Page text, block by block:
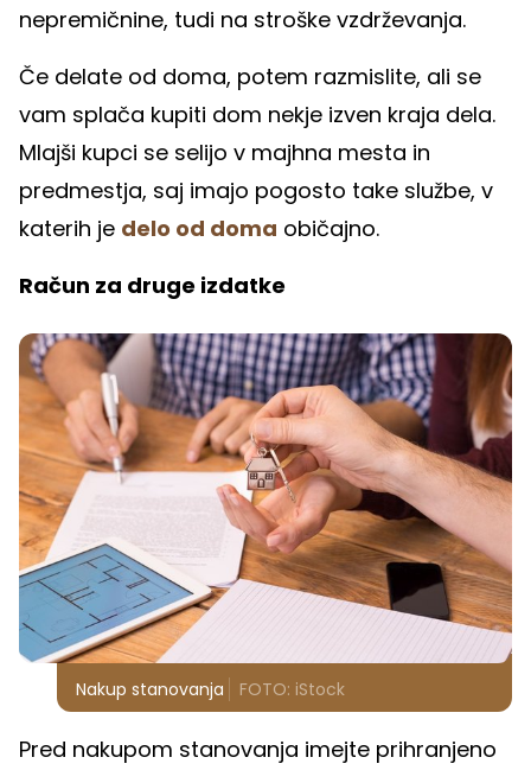
nepremičnine, tudi na stroške vzdrževanja.
Če delate od doma, potem razmislite, ali se
vam splača kupiti dom nekje izven kraja dela.
Mlajši kupci se selijo v majhna mesta in
predmestja, saj imajo pogosto take službe, v
katerih je delo od doma običajno.
Račun za druge izdatke
Nakup stanovanja FOTO: iStock
Pred nakupom stanovanja imejte prihranjeno